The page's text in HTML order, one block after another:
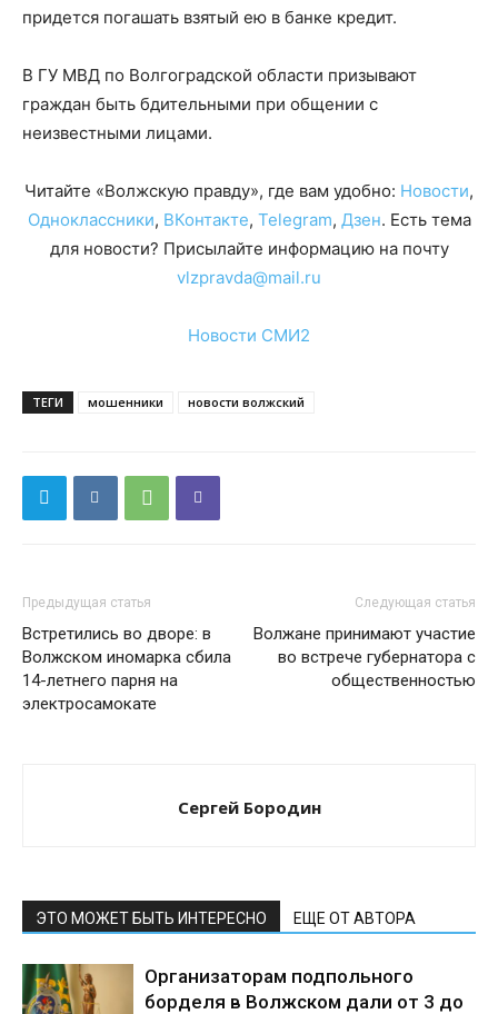
придется погашать взятый ею в банке кредит.
В ГУ МВД по Волгоградской области призывают
граждан быть бдительными при общении с
неизвестными лицами.
Читайте «Волжскую правду», где вам удобно: Новости,
Одноклассники, ВКонтакте, Telegram, Дзен. Есть тема
для новости? Присылайте информацию на почту
vlzpravda@mail.ru
Новости СМИ2
ТЕГИ мошенники новости волжский
Предыдущая статья
Встретились во дворе: в
Волжском иномарка сбила
14-летнего парня на
электросамокате
Следующая статья
Волжане принимают участие
во встрече губернатора с
общественностью
Сергей Бородин
ЭТО МОЖЕТ БЫТЬ ИНТЕРЕСНО ЕЩЕ ОТ АВТОРА
Организаторам подпольного
борделя в Волжском дали от 3 до